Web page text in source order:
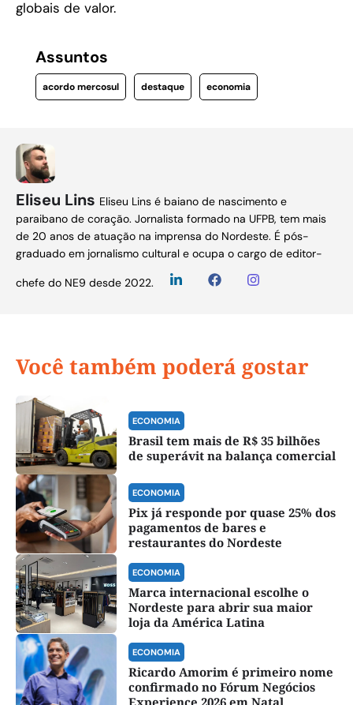
globais de valor.
Assuntos
acordo mercosul destaque economia
Eliseu Lins Eliseu Lins é baiano de nascimento e
paraibano de coração. Jornalista formado na UFPB, tem mais
de 20 anos de atuação na imprensa do Nordeste. É pós-
graduado em jornalismo cultural e ocupa o cargo de editor-
chefe do NE9 desde 2022.
Você também poderá gostar
ECONOMIA
Brasil tem mais de R$ 35 bilhões
de superávit na balança comercial
ECONOMIA
Pix já responde por quase 25% dos
pagamentos de bares e
restaurantes do Nordeste
ECONOMIA
Marca internacional escolhe o
Nordeste para abrir sua maior
loja da América Latina
ECONOMIA
Ricardo Amorim é primeiro nome
confirmado no Fórum Negócios
Experience 2026 em Natal